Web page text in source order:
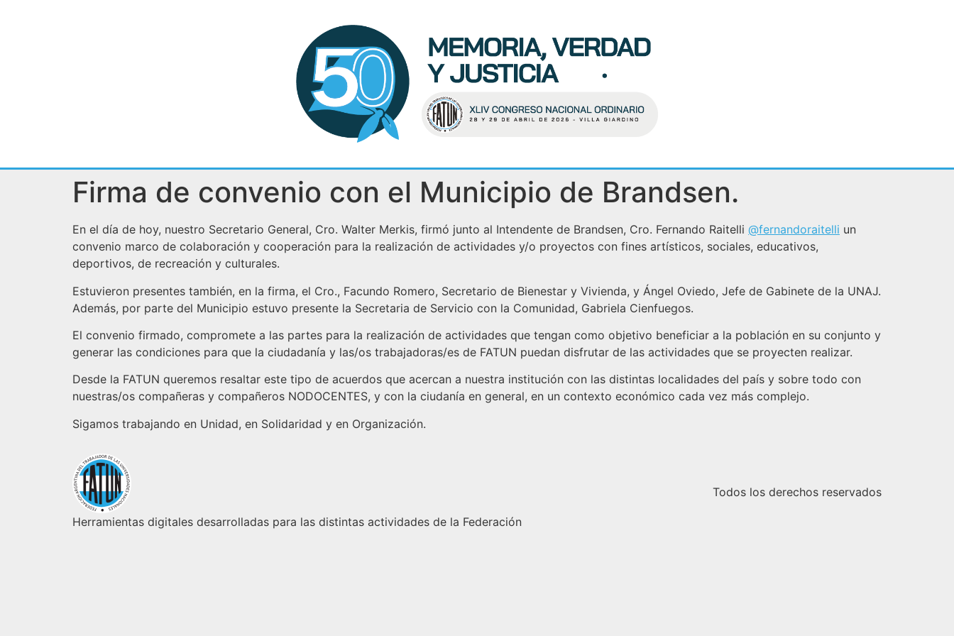
Firma de convenio con el Municipio de Brandsen.
En el día de hoy, nuestro Secretario General, Cro. Walter Merkis, firmó junto al Intendente de Brandsen, Cro. Fernando Raitelli @fernandoraitelli un
convenio marco de colaboración y cooperación para la realización de actividades y/o proyectos con fines artísticos, sociales, educativos,
deportivos, de recreación y culturales.
Estuvieron presentes también, en la firma, el Cro., Facundo Romero, Secretario de Bienestar y Vivienda, y Ángel Oviedo, Jefe de Gabinete de la UNAJ.
Además, por parte del Municipio estuvo presente la Secretaria de Servicio con la Comunidad, Gabriela Cienfuegos.
El convenio firmado, compromete a las partes para la realización de actividades que tengan como objetivo beneficiar a la población en su conjunto y
generar las condiciones para que la ciudadanía y las/os trabajadoras/es de FATUN puedan disfrutar de las actividades que se proyecten realizar.
Desde la FATUN queremos resaltar este tipo de acuerdos que acercan a nuestra institución con las distintas localidades del país y sobre todo con
nuestras/os compañeras y compañeros NODOCENTES, y con la ciudanía en general, en un contexto económico cada vez más complejo.
Sigamos trabajando en Unidad, en Solidaridad y en Organización.
Herramientas digitales desarrolladas para las distintas actividades de la Federación
Todos los derechos reservados